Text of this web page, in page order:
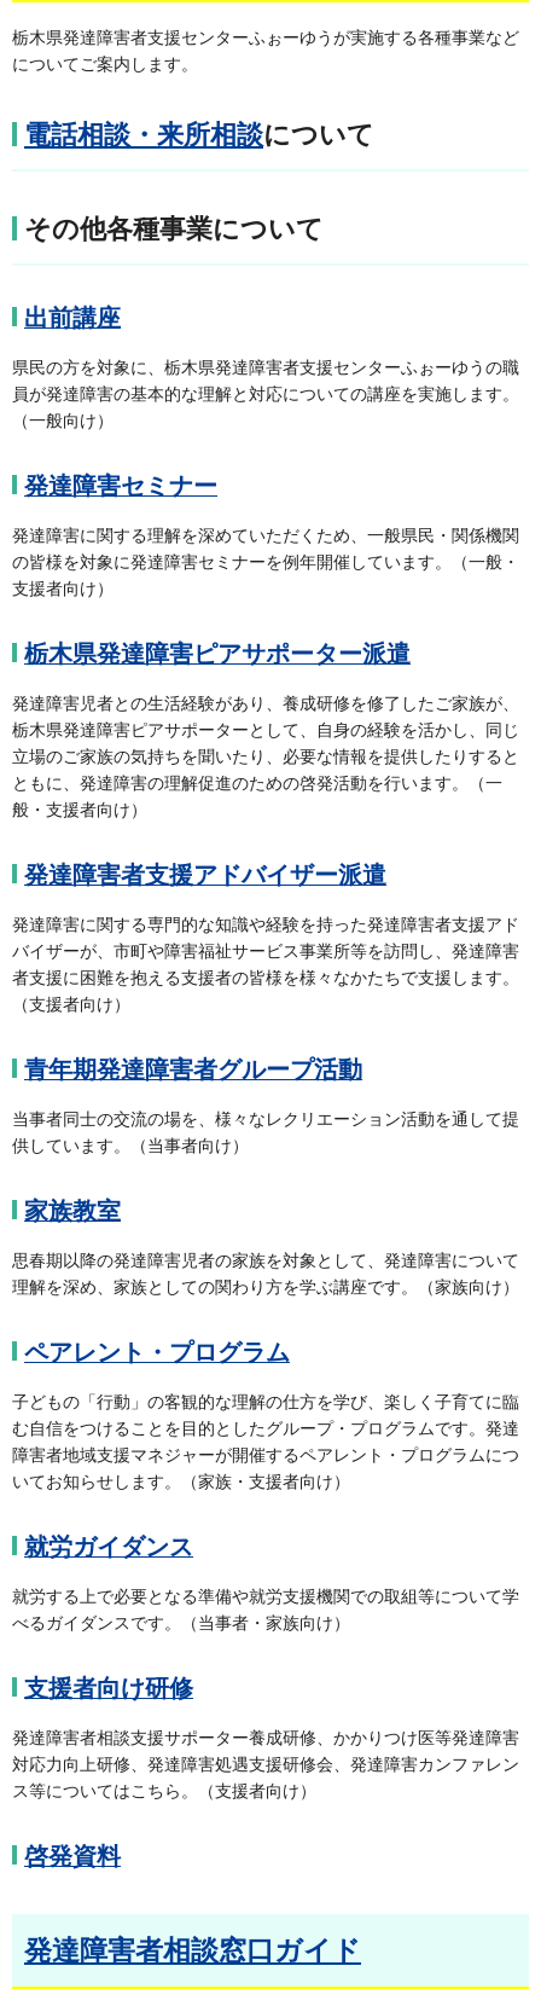
栃木県発達障害者支援センターふぉーゆうが実施する各種事業など
についてご案内します。
電話相談・来所相談について
その他各種事業について
出前講座
県民の方を対象に、栃木県発達障害者支援センターふぉーゆうの職
員が発達障害の基本的な理解と対応についての講座を実施します。
（一般向け）
発達障害セミナー
発達障害に関する理解を深めていただくため、一般県民・関係機関
の皆様を対象に発達障害セミナーを例年開催しています。（一般・
支援者向け）
栃木県発達障害ピアサポーター派遣
発達障害児者との生活経験があり、養成研修を修了したご家族が、
栃木県発達障害ピアサポーターとして、自身の経験を活かし、同じ
立場のご家族の気持ちを聞いたり、必要な情報を提供したりすると
ともに、発達障害の理解促進のための啓発活動を行います。（一
般・支援者向け）
発達障害者支援アドバイザー派遣
発達障害に関する専門的な知識や経験を持った発達障害者支援アド
バイザーが、市町や障害福祉サービス事業所等を訪問し、発達障害
者支援に困難を抱える支援者の皆様を様々なかたちで支援します。
（支援者向け）
青年期発達障害者グループ活動
当事者同士の交流の場を、様々なレクリエーション活動を通して提
供しています。（当事者向け）
家族教室
思春期以降の発達障害児者の家族を対象として、発達障害について
理解を深め、家族としての関わり方を学ぶ講座です。（家族向け）
ペアレント・プログラム
子どもの「行動」の客観的な理解の仕方を学び、楽しく子育てに臨
む自信をつけることを目的としたグループ・プログラムです。発達
障害者地域支援マネジャーが開催するペアレント・プログラムにつ
いてお知らせします。（家族・支援者向け）
就労ガイダンス
就労する上で必要となる準備や就労支援機関での取組等について学
べるガイダンスです。（当事者・家族向け）
支援者向け研修
発達障害者相談支援サポーター養成研修、かかりつけ医等発達障害
対応力向上研修、発達障害処遇支援研修会、発達障害カンファレン
ス等についてはこちら。（支援者向け）
啓発資料
発達障害者相談窓口ガイド